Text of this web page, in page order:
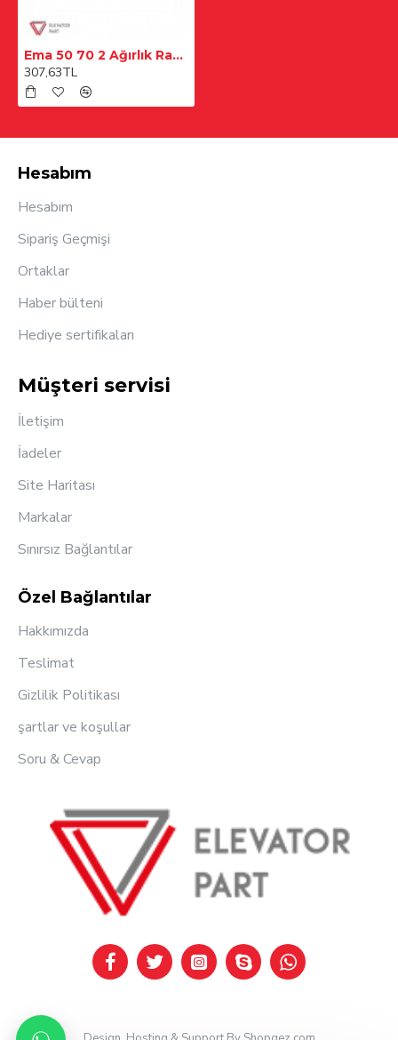
Ema 50 70 2 Ağırlık Ray Konsolu
307,63TL
Hesabım
Hesabım
Sipariş Geçmişi
Ortaklar
Haber bülteni
Hediye sertifikaları
Müşteri servisi
İletişim
İadeler
Site Haritası
Markalar
Sınırsız Bağlantılar
Özel Bağlantılar
Hakkımızda
Teslimat
Gizlilik Politikası
şartlar ve koşullar
Soru & Cevap